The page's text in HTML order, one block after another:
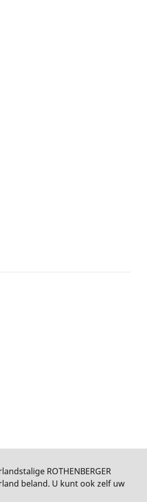
ROTHENBERGER
beland. U kunt ook zelf uw